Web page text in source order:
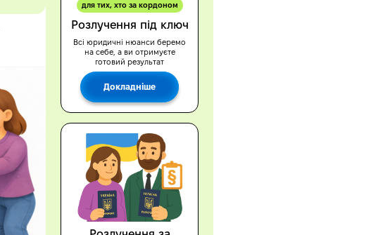
для тих, хто за кордоном
Розлучення під ключ
Всі юридичні нюанси беремо
на себе, а ви отримуєте
готовий результат
Докладніше